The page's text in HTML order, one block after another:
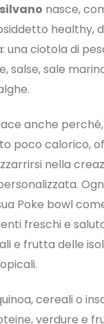
nasce,
healthy,
una ciotola di
salse, sale
anche
poco calorico,
nella
Poke bowl
freschi e
e frutta delle
cereali o
verdure e